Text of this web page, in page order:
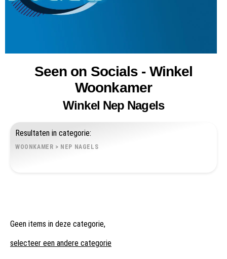
Seen on Socials - Winkel
Woonkamer
Winkel Nep Nagels
Resultaten in categorie:
WOONKAMER > NEP NAGELS
Geen items in deze categorie,
selecteer een andere categorie